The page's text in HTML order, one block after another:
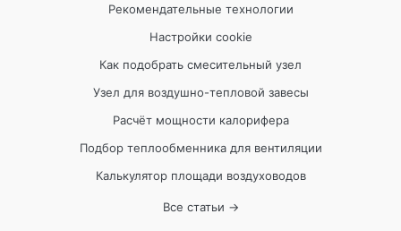
Рекомендательные технологии
Настройки cookie
Как подобрать смесительный узел
Узел для воздушно-тепловой завесы
Расчёт мощности калорифера
Подбор теплообменника для вентиляции
Калькулятор площади воздуховодов
Все статьи →